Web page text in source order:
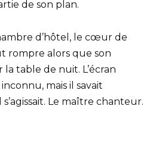
de son plan.
d’hôtel, le cœur de
rompre alors que son
table de nuit. L’écran
mais il savait
Le maître chanteur.